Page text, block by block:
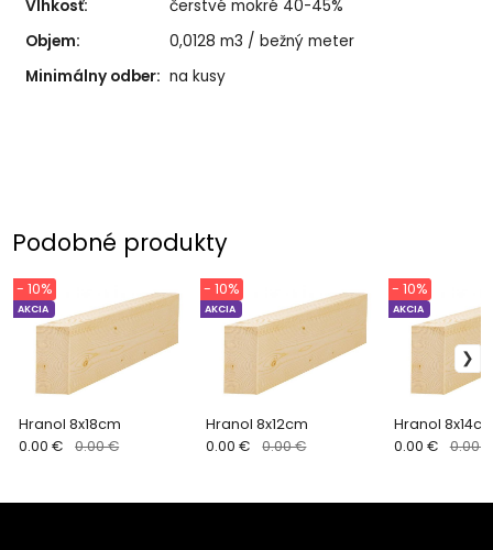
Vlhkosť:
čerstvé mokré 40-45%
Objem:
0,0128 m3 / bežný meter
Minimálny odber: na kusy
Podobné produkty
Hranol 8x18cm
AKCIA
- 10%
0.00 € 0.00 €
Hranol 8x12cm
AKCIA
- 10%
0.00 € 0.00 €
Hranol
AKCIA
- 10%
0.00 € 0.00 €